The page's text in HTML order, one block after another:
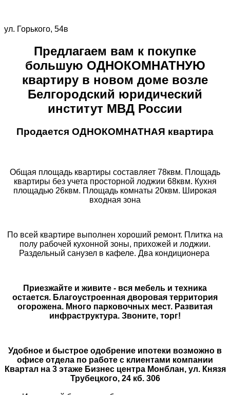
ул. Горького, 54в
Предлагаем вам к покупке
большую ОДНОКОМНАТНУЮ
квартиру в новом доме возле
Белгородский юридический
институт МВД России
Продается ОДНОКОМНАТНАЯ квартира
Общая площадь квартиры составляет 78квм. Площадь
квартиры без учета просторной лоджии 68квм. Кухня
площадью 26квм. Площадь комнаты 20квм. Широкая
входная зона
По всей квартире выполнен хороший ремонт. Плитка на
полу рабочей кухонной зоны, прихожей и лоджии.
Раздельный санузел в кафеле. Два кондиционера
Приезжайте и живите - вся мебель и техника
остается. Благоустроенная дворовая территория
огорожена. Много парковочных мест. Развитая
инфраструктура. Звоните, торг!
Удобное и быстрое одобрение ипотеки возможно в
офисе отдела по работе с клиентами компании
Квартал на 3 этаже Бизнес центра Монблан, ул. Князя
Трубецкого, 24 кб. 306